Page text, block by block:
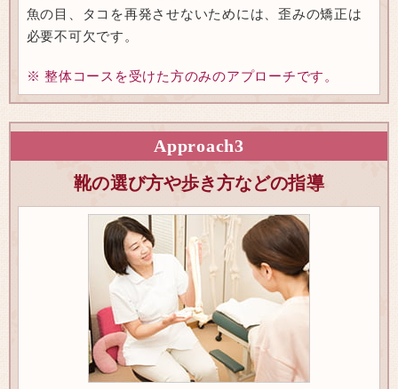
魚の目、タコを再発させないためには、歪みの矯正は
必要不可欠です。
※ 整体コースを受けた方のみのアプローチです。
Approach3
靴の選び方や歩き方などの指導